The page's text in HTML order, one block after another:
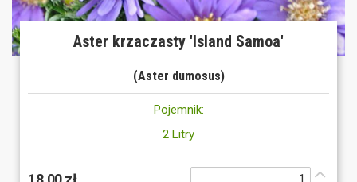
Aster krzaczasty 'Island Samoa'
(Aster dumosus)
Pojemnik:
2 Litry